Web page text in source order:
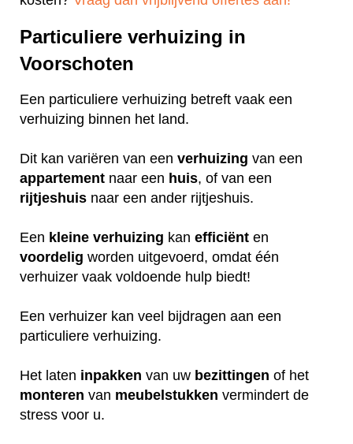
Particuliere verhuizing in
Voorschoten
Een particuliere verhuizing betreft vaak een
verhuizing binnen het land.
Dit kan variëren van een verhuizing van een
appartement naar een huis, of van een
rijtjeshuis naar een ander rijtjeshuis.
Een kleine verhuizing kan efficiënt en
voordelig worden uitgevoerd, omdat één
verhuizer vaak voldoende hulp biedt!
Een verhuizer kan veel bijdragen aan een
particuliere verhuizing.
Het laten inpakken van uw bezittingen of het
monteren van meubelstukken vermindert de
stress voor u.